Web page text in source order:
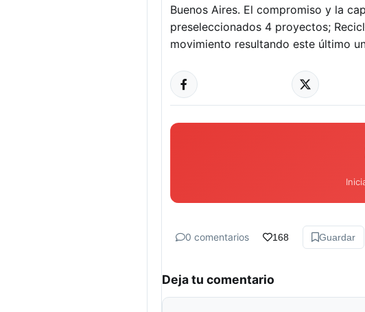
Buenos Aires. El compromiso y la
preseleccionados 4 proyectos;
movimiento resultando este último
0 comentarios 168 Guardar
Deja tu comentario